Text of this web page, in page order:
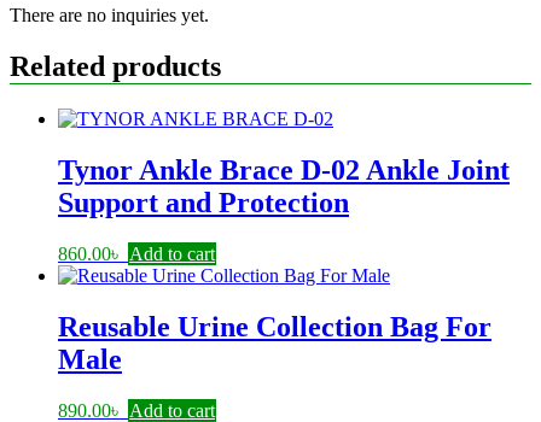
There are no inquiries yet.
Related products
Tynor Ankle Brace D-02 Ankle Joint
Support and Protection
860.00৳ Add to cart
Reusable Urine Collection Bag For
Male
890.00৳ Add to cart